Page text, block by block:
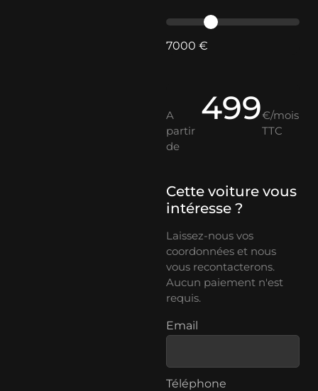
7000 €
A
partir
de
499€/mois
TTC
Cette voiture vous
intéresse ?
Laissez-nous vos
coordonnées et nous
vous recontacterons.
Aucun paiement n'est
requis.
Email
Téléphone